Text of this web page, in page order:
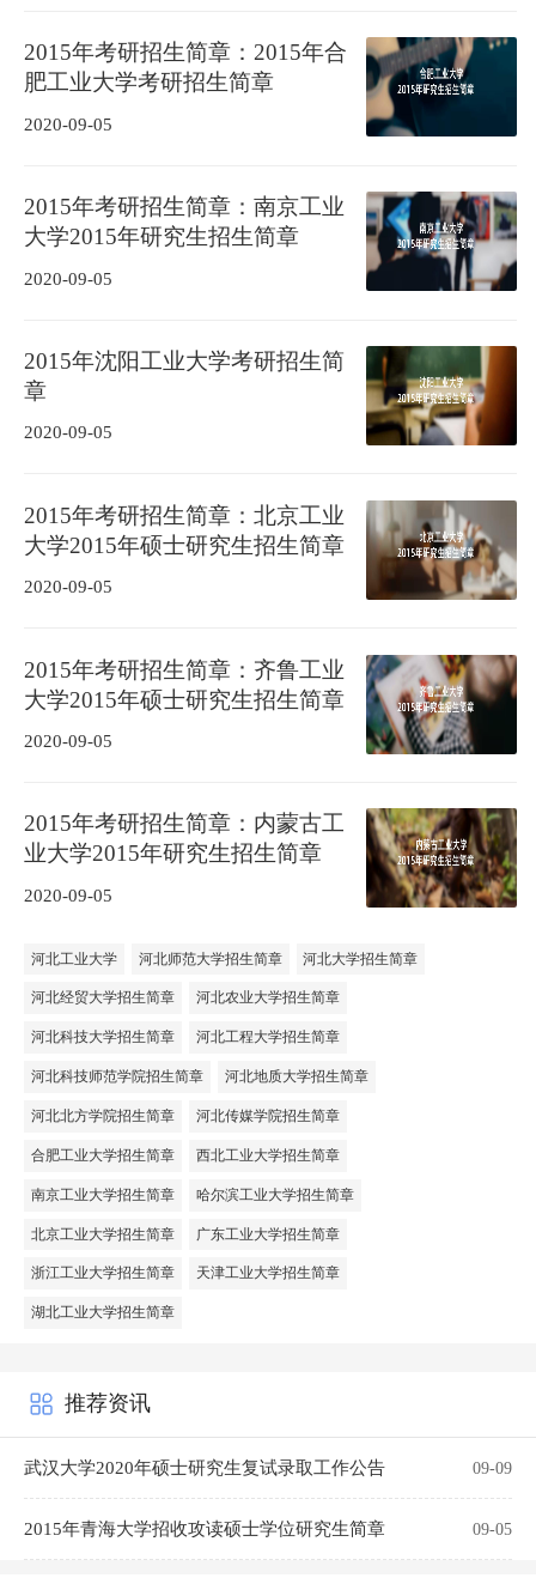
2015年考研招生简章：2015年合
肥工业大学考研招生简章
2020-09-05
2015年考研招生简章：南京工业
大学2015年研究生招生简章
2020-09-05
2015年沈阳工业大学考研招生简
章
2020-09-05
2015年考研招生简章：北京工业
大学2015年硕士研究生招生简章
2020-09-05
2015年考研招生简章：齐鲁工业
大学2015年硕士研究生招生简章
2020-09-05
2015年考研招生简章：内蒙古工
业大学2015年研究生招生简章
2020-09-05
河北工业大学 河北师范大学招生简章 河北大学招生简章
河北经贸大学招生简章 河北农业大学招生简章
河北科技大学招生简章 河北工程大学招生简章
河北科技师范学院招生简章 河北地质大学招生简章
河北北方学院招生简章 河北传媒学院招生简章
合肥工业大学招生简章 西北工业大学招生简章
南京工业大学招生简章 哈尔滨工业大学招生简章
北京工业大学招生简章 广东工业大学招生简章
浙江工业大学招生简章 天津工业大学招生简章
湖北工业大学招生简章
推荐资讯
武汉大学2020年硕士研究生复试录取工作公告 09-09
2015年青海大学招收攻读硕士学位研究生简章 09-05